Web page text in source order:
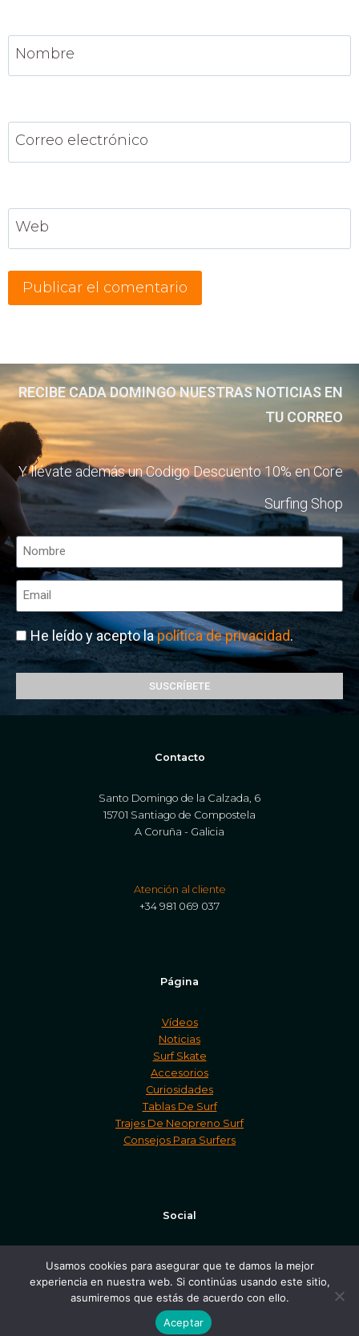
Nombre
Correo electrónico
Web
RECIBE CADA DOMINGO NUESTRAS NOTICIAS EN
TU CORREO
Y llévate además un Codigo Descuento 10% en Core
Surfing Shop
He leído y acepto lapolítica de privacidad.
SUSCRÍBETE
Contacto
Santo Domingo de la Calzada, 6
15701 Santiago de Compostela
A Coruña - Galicia
Atención al cliente
+34 981 069 037
Página
Vídeos
Noticias
Surf Skate
Accesorios
Curiosidades
Tablas De Surf
Trajes De Neopreno Surf
Consejos Para Surfers
Social
Twitter
Instagram
Usamos cookies para asegurar que te damos la mejor
experiencia en nuestra web. Si continúas usando este sitio,
asumiremos que estás de acuerdo con ello.
Aceptar